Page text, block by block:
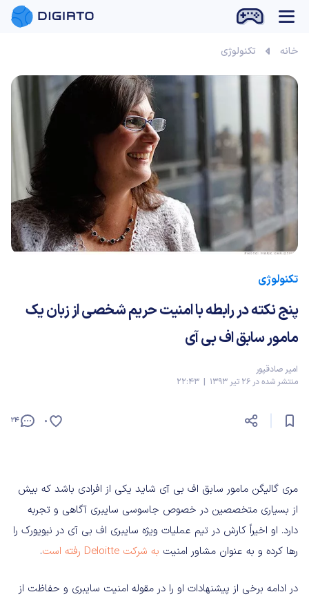
بازی آنلاین
خانه تکنولوژی
تکنولوژی
پنج نکته در رابطه با امنیت حریم شخصی از زبان یک
مامور سابق اف بی آی
امیر صادقپور
منتشر شده در 26 تیر 1393 | 22:43
24 0
مری گالیگن مامور سابق اف بی آی شاید یکی از افرادی باشد که بیش
از بسیاری متخصصین در خصوص جاسوسی سایبری آگاهی و تجربه
دارد. او اخیراً کارش در تیم عملیات ویژه سایبری اف بی آی در نیویورک را
رها کرده و به عنوان مشاور امنیت به شرکت Deloitte رفته است .
در ادامه برخی از پیشنهادات او را در مقوله امنیت سایبری و حفاظت از